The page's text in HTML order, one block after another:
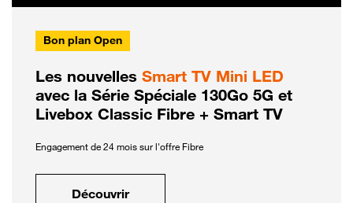
Bon plan Open
Les nouvelles Smart TV Mini LED
avec la Série Spéciale 130Go 5G et
Livebox Classic Fibre + Smart TV
Engagement de 24 mois sur l'offre Fibre
Découvrir